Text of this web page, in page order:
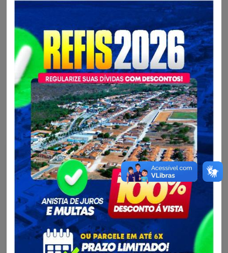
Compartilhe nas suas redes sociais:
Mais notícias da Secretaria Municipal de
Administração e Fazenda - SEAF
Administração e Fazenda...